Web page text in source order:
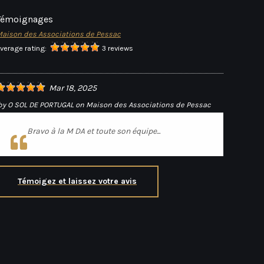
des Associations de Pessac
rating:
3 reviews
Mar 18, 2025
O SOL DE PORTUGAL on Maison des Associations de Pessac
Bravo à la M DA et toute son équipe...
Témoigez et laissez votre avis